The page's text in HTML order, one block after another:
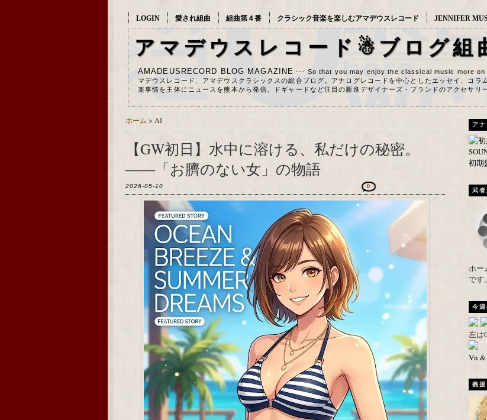
LOGIN 愛され組曲 組曲第４番 クラシック音楽を楽しむアマデウスレコード JENNIFER
アマデウスレコード☃ブログ組
AMADEUSRECORD BLOG MAGAZINE --- So that you may enjoy the classical music more
マデウスレコード、アマデウスクラシックスの総合ブログ。アナログレコードを中心としたエッセイ、コラ
楽事情を主体にニュースを熊本から発信。ドギャードなど注目の新進デザイナーズ・ブランドのアクセサリ
ホーム > AI
【GW初日】水中に溶ける、私だけの秘密。
――「お臍のない女」の物語
2026-05-10 0
ア
初期
武者
ホー
です。
今
左は
Vn &
義